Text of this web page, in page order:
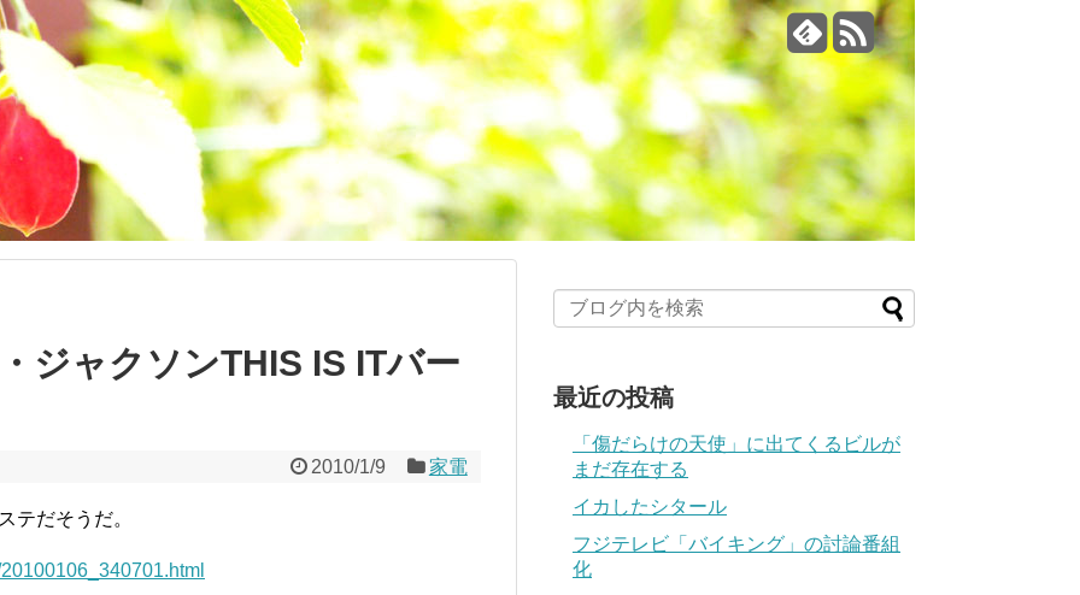
ジャクソンTHIS IS ITバー
2010/1/9 家電
テだそうだ。
最近の投稿
「傷だらけの天使」に出てくるビルが
まだ存在する
イカしたシタール
フジテレビ「バイキング」の討論番組
化